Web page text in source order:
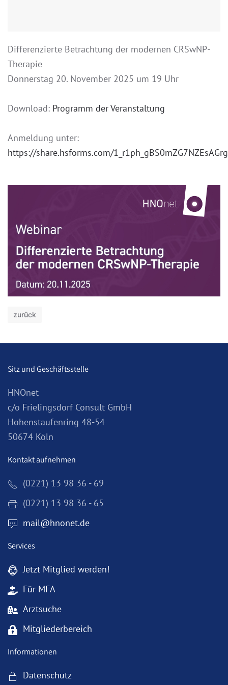
Differenzierte Betrachtung der modernen CRSwNP-
Therapie
Donnerstag 20. November 2025 um 19 Uhr
Download: Programm der Veranstaltung
Anmeldung unter:
https://share.hsforms.com/
zurück
Sitz und Geschäftsstelle
HNOnet
c/o Frielingsdorf Consult GmbH
Hohenstaufenring 48-54
50674 Köln
Kontakt aufnehmen
(0221) 13 98 36 - 69
(0221) 13 98 36 - 65
mail@hnonet.de
Services
Jetzt Mitglied werden!
Für MFA
Arztsuche
Mitgliederbereich
Informationen
Datenschutz